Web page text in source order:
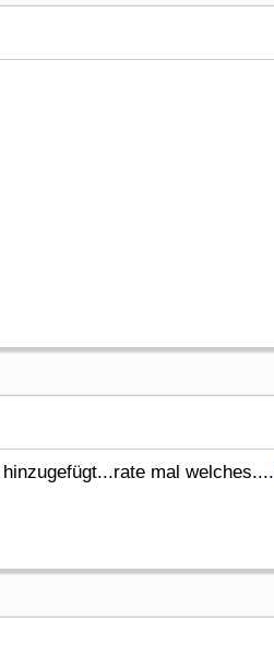
mal welches....